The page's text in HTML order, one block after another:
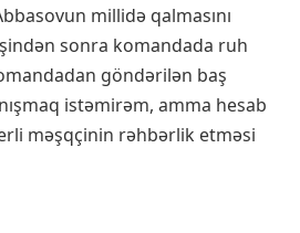
millidə qalmasını
sonra komandada ruh
göndərilən baş
istəmirəm, amma hesab
məşqçinin rəhbərlik etməsi